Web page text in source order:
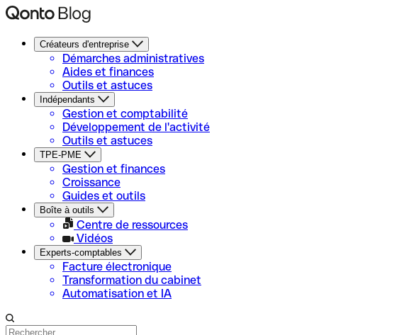
Créateurs d'entreprise
Démarches administratives
Aides et finances
Outils et astuces
Indépendants
Gestion et comptabilité
Développement de l'activité
Outils et astuces
TPE-PME
Gestion et finances
Croissance
Guides et outils
Boîte à outils
Centre de ressources
Vidéos
Experts-comptables
Facture électronique
Transformation du cabinet
Automatisation et IA